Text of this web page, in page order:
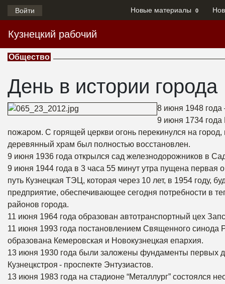
Войти Новые материалы 0
Кузнецкий рабочий
Общество
День в истории города
8 июня 1948 года
9 июня 1734
пожаром. С горящей церкви огонь перекинулся на
деревянный храм был полностью восстановлен.
9 июня 1936 года открылся сад железнодорожников в
9 июня 1944 года в 3 часа 55 минут утра пущена первая
путь Кузнецкая ТЭЦ, которая через 10 лет, в 1954 году,
предприятие, обеспечивающее сегодня потребности в
районов города.
11 июня 1964 года образован автотранспортный цех
11 июня 1993 года постановлением Священного синода
образована Кемеровская и Новокузнецкая епархия.
13 июня 1930 года были заложены фундаменты первых
Кузнецкстроя - проспекте Энтузиастов.
13 июня 1983 года на стадионе “Металлург” состоялся